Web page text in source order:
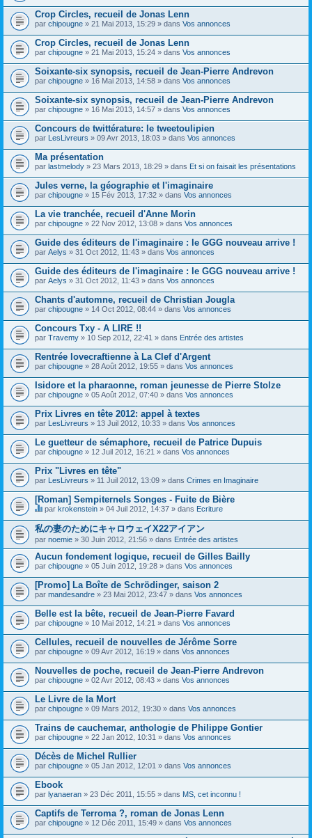
Crop Circles, recueil de Jonas Lenn
par chipougne » 21 Mai 2013, 15:29 » dans Vos annonces
Crop Circles, recueil de Jonas Lenn
par chipougne » 21 Mai 2013, 15:24 » dans Vos annonces
Soixante-six synopsis, recueil de Jean-Pierre Andrevon
par chipougne » 16 Mai 2013, 14:58 » dans Vos annonces
Soixante-six synopsis, recueil de Jean-Pierre Andrevon
par chipougne » 16 Mai 2013, 14:57 » dans Vos annonces
Concours de twittérature: le tweetoulipien
par LesLivreurs » 09 Avr 2013, 18:03 » dans Vos annonces
Ma présentation
par lastmelody » 23 Mars 2013, 18:29 » dans Et si on faisait les présentations
Jules verne, la géographie et l'imaginaire
par chipougne » 15 Fév 2013, 17:32 » dans Vos annonces
La vie tranchée, recueil d'Anne Morin
par chipougne » 22 Nov 2012, 13:08 » dans Vos annonces
Guide des éditeurs de l'imaginaire : le GGG nouveau arrive !
par Aelys » 31 Oct 2012, 11:43 » dans Vos annonces
Guide des éditeurs de l'imaginaire : le GGG nouveau arrive !
par Aelys » 31 Oct 2012, 11:43 » dans Vos annonces
Chants d'automne, recueil de Christian Jougla
par chipougne » 14 Oct 2012, 08:44 » dans Vos annonces
Concours Txy - A LIRE !!
par Travemy » 10 Sep 2012, 22:41 » dans Entrée des artistes
Rentrée lovecraftienne à La Clef d'Argent
par chipougne » 28 Août 2012, 19:55 » dans Vos annonces
Isidore et la pharaonne, roman jeunesse de Pierre Stolze
par chipougne » 05 Août 2012, 07:40 » dans Vos annonces
Prix Livres en tête 2012: appel à textes
par LesLivreurs » 13 Juil 2012, 10:33 » dans Vos annonces
Le guetteur de sémaphore, recueil de Patrice Dupuis
par chipougne » 12 Juil 2012, 16:21 » dans Vos annonces
Prix "Livres en tête"
par LesLivreurs » 11 Juil 2012, 13:09 » dans Crimes en Imaginaire
[Roman] Sempiternels Songes - Fuite de Bière
C
e
s
u
j
e
t
o
n
t
i
e
n
t
u
n
o
n
d
a
g
e
par krokenstein » 04 Juil 2012, 14:37 » dans Ecriture
私の妻のためにキャロウェイX22アイアン
par noemie » 30 Juin 2012, 21:56 » dans Entrée des artistes
Aucun fondement logique, recueil de Gilles Bailly
par chipougne » 05 Juin 2012, 19:28 » dans Vos annonces
[Promo] La Boîte de Schrödinger, saison 2
par mandesandre » 23 Mai 2012, 23:47 » dans Vos annonces
Belle est la bête, recueil de Jean-Pierre Favard
par chipougne » 10 Mai 2012, 14:21 » dans Vos annonces
Cellules, recueil de nouvelles de Jérôme Sorre
par chipougne » 09 Avr 2012, 16:19 » dans Vos annonces
Nouvelles de poche, recueil de Jean-Pierre Andrevon
par chipougne » 02 Avr 2012, 08:43 » dans Vos annonces
Le Livre de la Mort
par chipougne » 09 Mars 2012, 19:30 » dans Vos annonces
Trains de cauchemar, anthologie de Philippe Gontier
par chipougne » 22 Jan 2012, 10:31 » dans Vos annonces
Décès de Michel Rullier
par chipougne » 05 Jan 2012, 12:01 » dans Vos annonces
Ebook
par lyanaeran » 23 Déc 2011, 15:55 » dans MS, cet inconnu !
Captifs de Terroma ?, roman de Jonas Lenn
par chipougne » 12 Déc 2011, 15:49 » dans Vos annonces